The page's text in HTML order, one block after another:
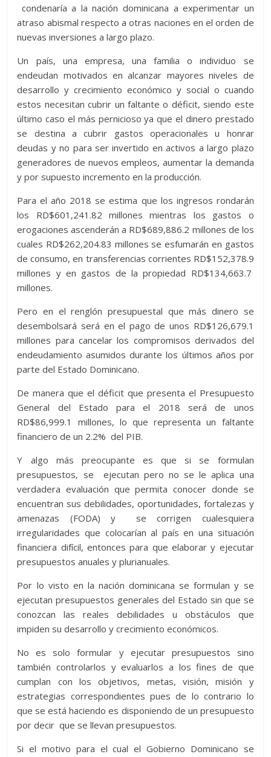
condenaría a la nación dominicana a experimentar un
atraso abismal respecto a otras naciones en el orden de
nuevas inversiones a largo plazo.
Un país, una empresa, una familia o individuo se
endeudan motivados en alcanzar mayores niveles de
desarrollo y crecimiento económico y social o cuando
estos necesitan cubrir un faltante o déficit, siendo este
último caso el más pernicioso ya que el dinero prestado
se destina a cubrir gastos operacionales u honrar
deudas y no para ser invertido en activos a largo plazo
generadores de nuevos empleos, aumentar la demanda
y por supuesto incremento en la producción.
Para el año 2018 se estima que los ingresos rondarán
los RD$601,241.82 millones mientras los gastos o
erogaciones ascenderán a RD$689,886.2 millones de los
cuales RD$262,204.83 millones se esfumarán en gastos
de consumo, en transferencias corrientes RD$152,378.9
millones y en gastos de la propiedad RD$134,663.7
millones.
Pero en el renglón presupuestal que más dinero se
desembolsará será en el pago de unos RD$126,679.1
millones para cancelar los compromisos derivados del
endeudamiento asumidos durante los últimos años por
parte del Estado Dominicano.
De manera que el déficit que presenta el Presupuesto
General del Estado para el 2018 será de unos
RD$86,999.1 millones, lo que representa un faltante
financiero de un 2.2% del PIB.
Y algo más preocupante es que si se formulan
presupuestos, se ejecutan pero no se le aplica una
verdadera evaluación que permita conocer donde se
encuentran sus debilidades, oportunidades, fortalezas y
amenazas (FODA) y se corrigen cualesquiera
irregularidades que colocarían al país en una situación
financiera difícil, entonces para que elaborar y ejecutar
presupuestos anuales y plurianuales.
Por lo visto en la nación dominicana se formulan y se
ejecutan presupuestos generales del Estado sin que se
conozcan las reales debilidades u obstáculos que
impiden su desarrollo y crecimiento económicos.
No es solo formular y ejecutar presupuestos sino
también controlarlos y evaluarlos a los fines de que
cumplan con los objetivos, metas, visión, misión y
estrategias correspondientes pues de lo contrario lo
que se está haciendo es disponiendo de un presupuesto
por decir que se llevan presupuestos.
Si el motivo para el cual el Gobierno Dominicano se